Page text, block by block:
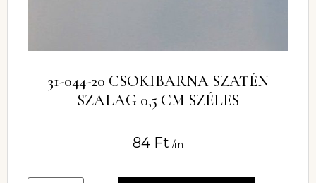
31-044-20 CSOKIBARNA SZATÉN
SZALAG 0,5 CM SZÉLES
84 Ft /m